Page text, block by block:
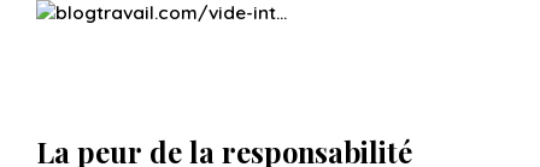
La peur de la responsabilité